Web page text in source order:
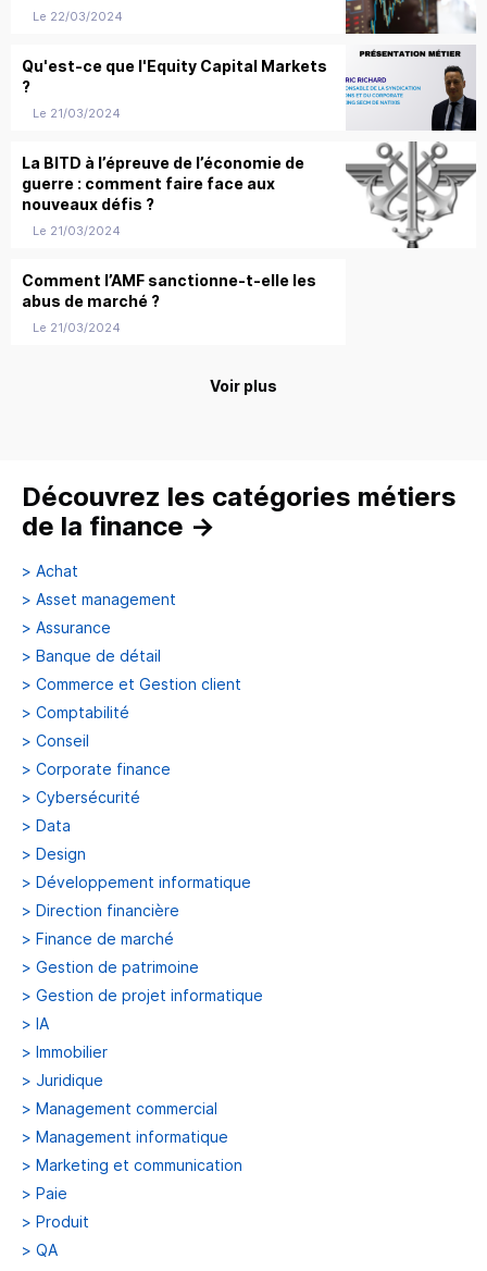
Le 22/03/2024
Qu'est-ce que l'Equity Capital Markets
?
Le 21/03/2024
La BITD à l’épreuve de l’économie de
guerre : comment faire face aux
nouveaux défis ?
Le 21/03/2024
Comment l’AMF sanctionne-t-elle les
abus de marché ?
Le 21/03/2024
Voir plus
Découvrez les catégories métiers
de la finance →
> Achat
> Asset management
> Assurance
> Banque de détail
> Commerce et Gestion client
> Comptabilité
> Conseil
> Corporate finance
> Cybersécurité
> Data
> Design
> Développement informatique
> Direction financière
> Finance de marché
> Gestion de patrimoine
> Gestion de projet informatique
> IA
> Immobilier
> Juridique
> Management commercial
> Management informatique
> Marketing et communication
> Paie
> Produit
> QA